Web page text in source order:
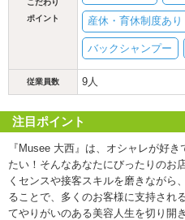
こだわり
ポイント
産休・育休制度あり
バックシャンプー
従業員数 9人
注目ポイント
『Musee 大西』は、オシャレが好
たい！そんなあなたにびったりのお
くセンスや接客スキルを磨きながら
ることで、多くのお客様に支持され
てやりがいのある美容人生を切り開